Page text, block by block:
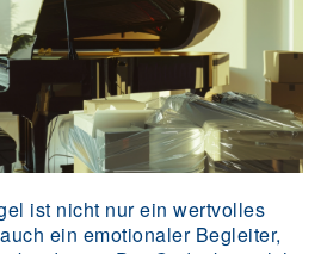
ist nicht nur ein wertvolles
ein emotionaler Begleiter,